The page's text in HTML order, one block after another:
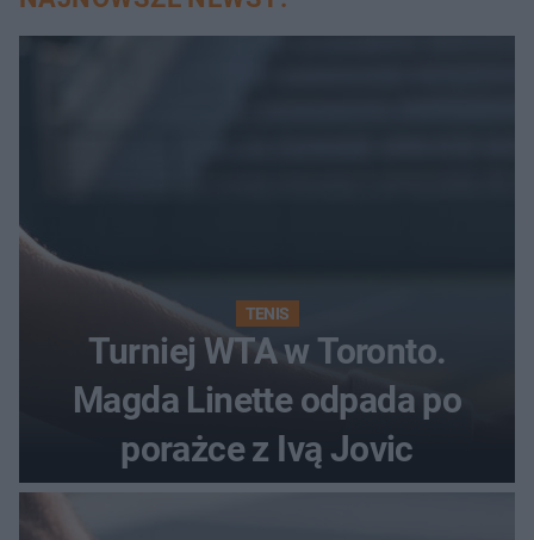
TENIS
Turniej WTA w Toronto.
Magda Linette odpada po
porażce z Ivą Jovic